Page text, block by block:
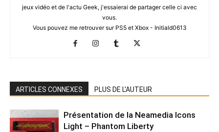
jeux vidéo et de l'actu Geek, j'essaierai de partager celle ci avec
vous.
Vous pouvez me retrouver sur PS5 et Xbox - Initiald0613
ARTICLES CONNEXES PLUS DE L'AUTEUR
Présentation de la Neamedia Icons
Light – Phantom Liberty